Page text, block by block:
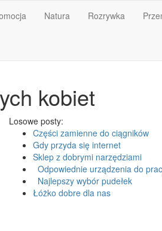
Natura Rozrywka
kobiet
Losowe posty:
Części zamienne do ciągników
Gdy przyda się internet
Sklep z dobrymi narzędziami
Odpowiednie urządzenia do
Najlepszy wybór pudełek
Łóżko dobre dla nas